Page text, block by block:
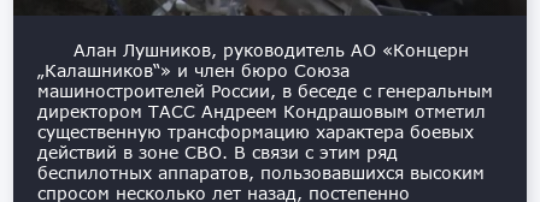
Алан Лушников, руководитель АО «Концерн
„Калашников“» и член бюро Союза
машиностроителей России, в беседе с генеральным
директором ТАСС Андреем Кондрашовым отметил
существенную трансформацию характера боевых
действий в зоне СВО. В связи с этим ряд
беспилотных аппаратов, пользовавшихся высоким
спросом несколько лет назад, постепенно